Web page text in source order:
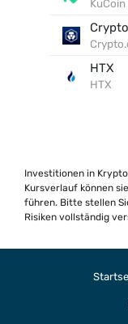
KuCoin
HTX
HTX
Investitionen in
Kursverlauf können
führen. Bitte stellen
Risiken vollständig